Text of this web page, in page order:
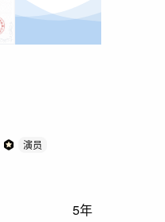
演员
5年